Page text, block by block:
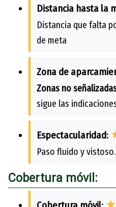
Distancia hasta la
Distancia que falta
de meta
Zona de
Zonas no
sigue las
Espectacularidad:
Paso fluido y vistoso.
Cobertura móvil: